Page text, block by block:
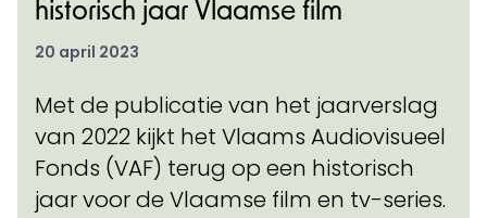
historisch jaar Vlaamse film
20 april 2023
Met de publicatie van het jaarverslag
van 2022 kijkt het Vlaams Audiovisueel
Fonds (VAF) terug op een historisch
jaar voor de Vlaamse film en tv-series.